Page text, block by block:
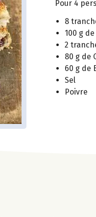
Pour 4
8
100 g
2
80 g de
60 g de
Sel
Poivre